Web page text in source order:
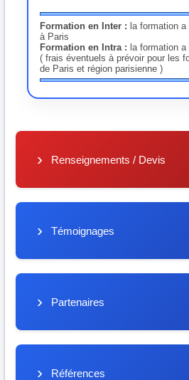
Formation en Inter : la formation
à Paris
Formation en Intra : la formation
( frais éventuels à prévoir pour les
de Paris et région parisienne )
Renseignements / Devis
Témoignages
Partenaires
Références